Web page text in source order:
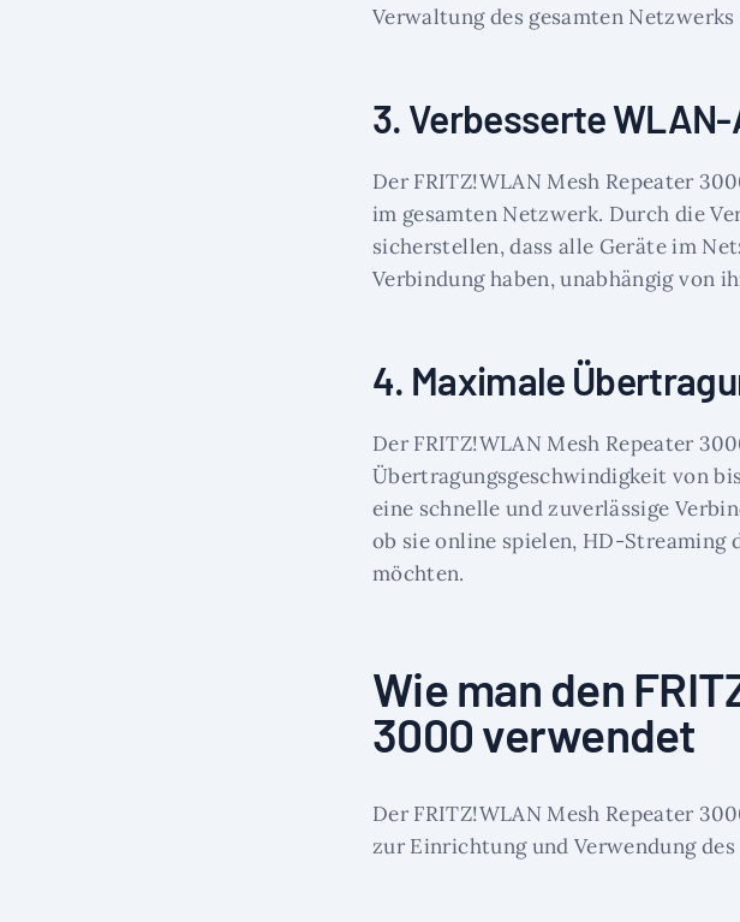
Verwaltung des gesamten
3. Verbesserte
Der FRITZ!WLAN Mesh Repeater
im gesamten Netzwerk. Durch die
sicherstellen, dass alle Geräte im
Verbindung haben, unabhängig von
4. Maximale
Der FRITZ!WLAN Mesh Repeater
Übertragungsgeschwindigkeit von
eine schnelle und zuverlässige
ob sie online spielen, HD-
möchten.
Wie man den
3000 verwendet
Der FRITZ!WLAN Mesh Repeater
zur Einrichtung und Verwendung des